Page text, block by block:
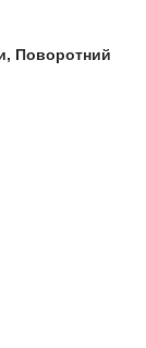
Поворотний